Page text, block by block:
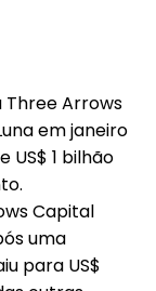
Three Arrows
em janeiro
1 bilhão
Capital
uma
para US$